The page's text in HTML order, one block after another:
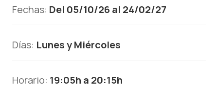
Fechas: Del 05/10/26 al 24/02/27
Días: Lunes y Miércoles
Horario: 19:05h a 20:15h